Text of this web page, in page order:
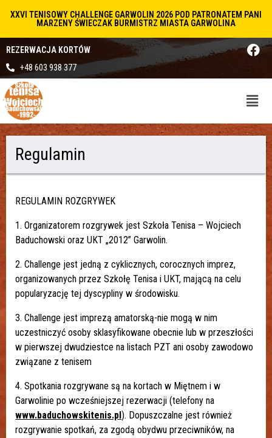
XXVI TENISOWY CHALLENGE GARWOLIN 2026 POD PATRONATEM PANI
MARZENY ŚWIECZAK BURMISTRZ MIASTA GARWOLINA
REZERWACJA KORTÓW
+48 603 938 377
Regulamin
REGULAMIN ROZGRYWEK
1. Organizatorem rozgrywek jest Szkoła Tenisa – Wojciech
Baduchowski oraz UKT „2012” Garwolin.
2. Challenge jest jedną z cyklicznych, corocznych imprez,
organizowanych przez Szkołę Tenisa i UKT, mającą na celu
popularyzację tej dyscypliny w środowisku.
3. Challenge jest imprezą amatorską-nie mogą w nim
uczestniczyć osoby sklasyfikowane obecnie lub w przeszłości
w pierwszej dwudziestce na listach PZT ani osoby zawodowo
związane z tenisem
4. Spotkania rozgrywane są na kortach w Miętnem i w
Garwolinie po wcześniejszej rezerwacji (telefony na
www.baduchowskitenis.pl). Dopuszczalne jest również
rozgrywanie spotkań, za zgodą obydwu przeciwników, na